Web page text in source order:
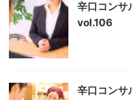
辛口コン
vol.106
辛口コンサ